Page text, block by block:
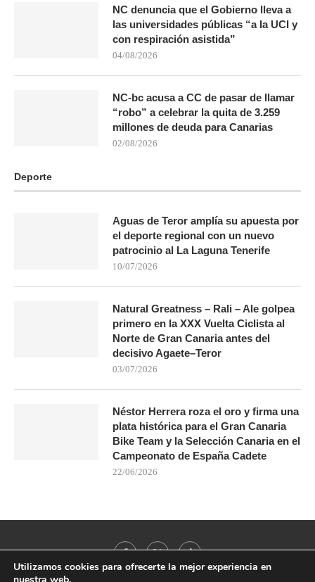
NC denuncia que el Gobierno lleva a
las universidades públicas “a la UCI y
con respiración asistida”
04/08/2026
NC-bc acusa a CC de pasar de llamar
“robo” a celebrar la quita de 3.259
millones de deuda para Canarias
02/08/2026
Deporte
Aguas de Teror amplía su apuesta por
el deporte regional con un nuevo
patrocinio al La Laguna Tenerife
10/07/2026
Natural Greatness – Rali – Ale golpea
primero en la XXX Vuelta Ciclista al
Norte de Gran Canaria antes del
decisivo Agaete–Teror
03/07/2026
Néstor Herrera roza el oro y firma una
plata histórica para el Gran Canaria
Bike Team y la Selección Canaria en el
Campeonato de España Cadete
22/06/2026
Utilizamos cookies para ofrecerte la mejor experiencia en